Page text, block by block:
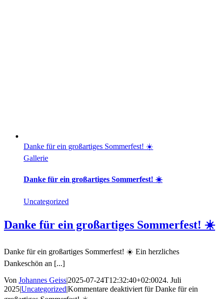
Danke für ein großartiges Sommerfest! ☀️
Gallerie
Danke für ein großartiges Sommerfest! ☀️
Uncategorized
Danke für ein großartiges Sommerfest! ☀️
Danke für ein großartiges Sommerfest! ☀️ Ein herzliches
Dankeschön an [...]
Von Johannes Geiss|2025-07-24T12:32:40+02:0024. Juli
2025|Uncategorized|Kommentare deaktiviert für Danke für ein